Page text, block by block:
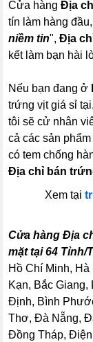
Cửa hàngĐịa
tín làm hàng
niềm tin",Địa
kết làm bạn hài
Nếu bạn đang ở
trứng vịt giá sỉ
tôi sẽ cử nhân
cả các sản
có tem chống
Địa chỉ bán
Xem tại
Cửa hàng Địa
mặt tại 64
Hồ Chí Minh,
Kạn, Bắc
Định, Bình
Thơ, Đà Nẵng,
Đồng Tháp, Điện